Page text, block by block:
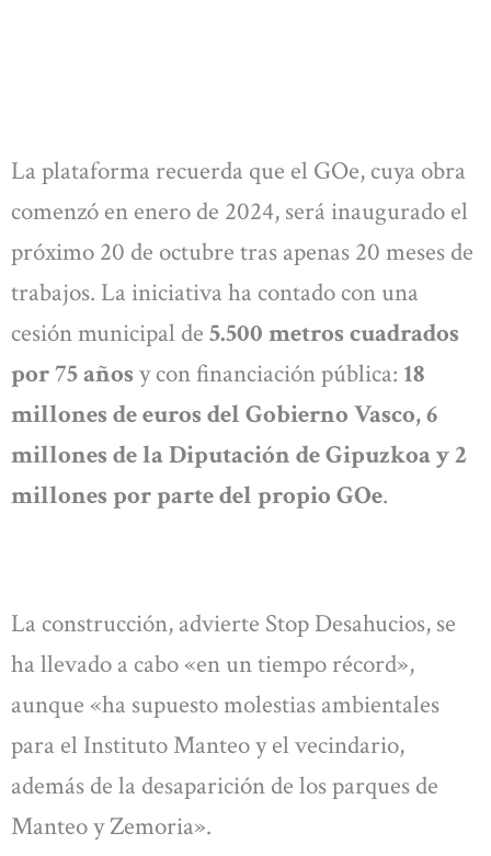
La plataforma recuerda que el GOe, cuya obra
comenzó en enero de 2024, será inaugurado el
próximo 20 de octubre tras apenas 20 meses de
trabajos. La iniciativa ha contado con una
cesión municipal de 5.500 metros cuadrados
por 75 años y con financiación pública: 18
millones de euros del Gobierno Vasco, 6
millones de la Diputación de Gipuzkoa y 2
millones por parte del propio GOe.
La construcción, advierte Stop Desahucios, se
ha llevado a cabo «en un tiempo récord»,
aunque «ha supuesto molestias ambientales
para el Instituto Manteo y el vecindario,
además de la desaparición de los parques de
Manteo y Zemoria».